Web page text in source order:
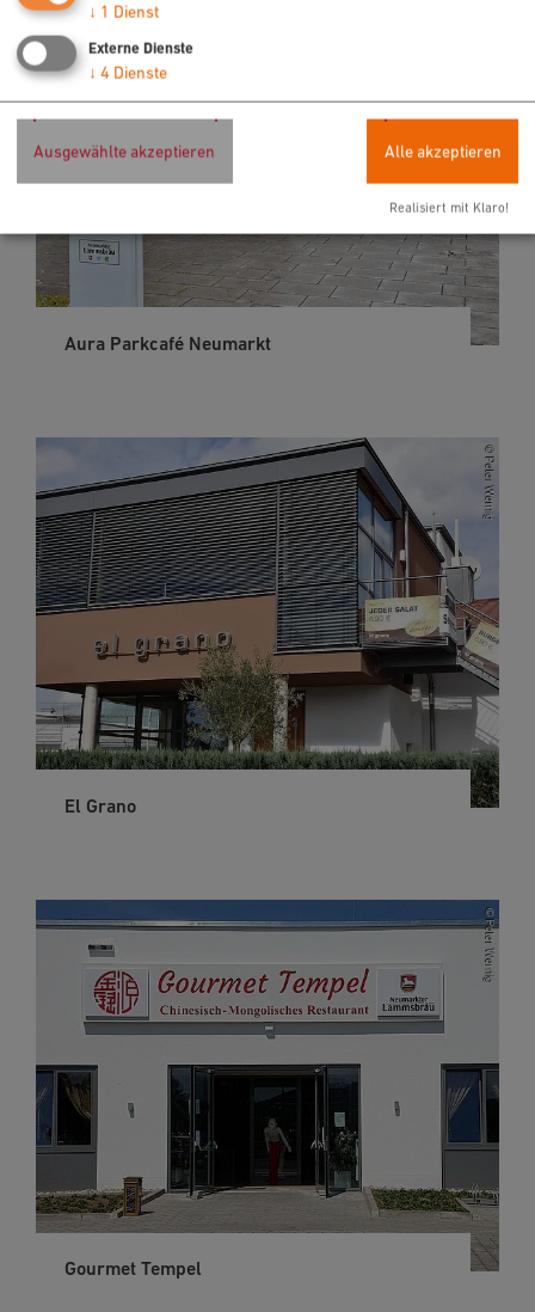
Aura Parkcafé Neumarkt
El Grano
Gourmet Tempel
↓ 1 Dienst
Externe Dienste
↓ 4 Dienste
Ausgewählte akzeptieren Alle akzeptieren
Realisiert mit Klaro!